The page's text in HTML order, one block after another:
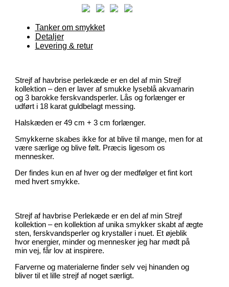
Tanker om smykket
Detaljer
Levering & retur
Strejf af havbrise perlekæde er en del af min Strejf
kollektion – den er laver af smukke lyseblå akvamarin
og 3 barokke ferskvandsperler. Lås og forlænger er
udført i 18 karat guldbelagt messing.
Halskæden er 49 cm + 3 cm forlænger.
Smykkerne skabes ikke for at blive til mange, men for at
være særlige og blive følt. Præcis ligesom os
mennesker.
Der findes kun en af hver og der medfølger et fint kort
med hvert smykke.
Strejf af havbrise Perlekæde er en del af min Strejf
kollektion – en kollektion af unika smykker skabt af ægte
sten, ferskvandsperler og krystaller i nuet. Et øjeblik
hvor energier, minder og mennesker jeg har mødt på
min vej, får lov at inspirere.
Farverne og materialerne finder selv vej hinanden og
bliver til et lille strejf af noget særligt.